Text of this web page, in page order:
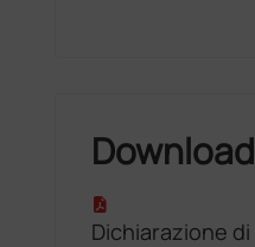
Download
Dichiarazione di